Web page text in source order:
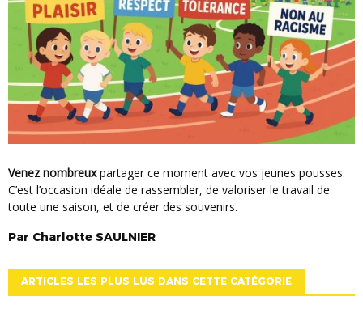
Venez nombreuxpartager ce moment avec vos jeunes pousses.
C’est l’occasion idéale de rassembler, de valoriser le travail de
toute une saison, et de créer des souvenirs.
Par Charlotte SAULNIER
ARTICLES LES PLUS LUS DANS CETTE CATÉGORIE